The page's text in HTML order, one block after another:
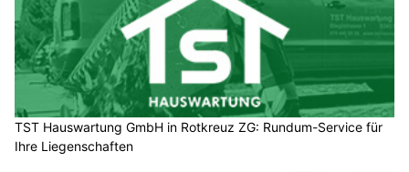
TST Hauswartung GmbH in Rotkreuz ZG: Rundum-Service für
Ihre Liegenschaften